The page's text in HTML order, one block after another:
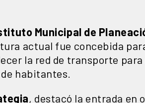
Municipal de
actual fue concebida
la red de transporte
habitantes.
, destacó la entrada en